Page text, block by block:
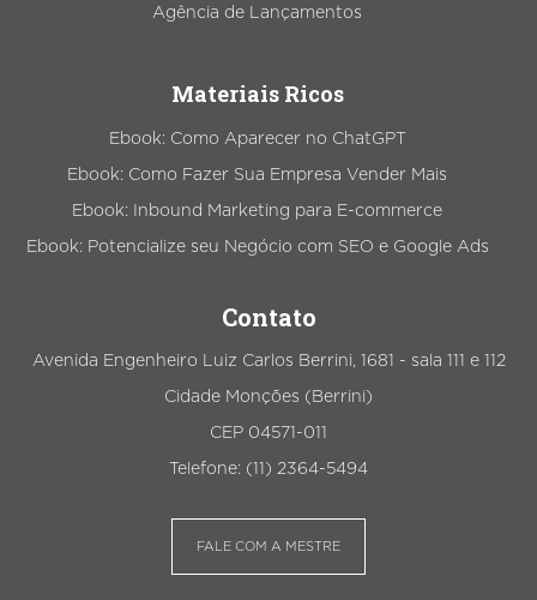
Agência de Lançamentos
Materiais Ricos
Ebook: Como Aparecer no ChatGPT
Ebook: Como Fazer Sua Empresa Vender Mais
Ebook: Inbound Marketing para E-commerce
Ebook: Potencialize seu Negócio com SEO e Google Ads
Contato
Avenida Engenheiro Luiz Carlos Berrini, 1681 - sala 111 e 112
Cidade Monções (Berrini)
CEP 04571-011
Telefone: (11) 2364-5494
FALE COM A MESTRE